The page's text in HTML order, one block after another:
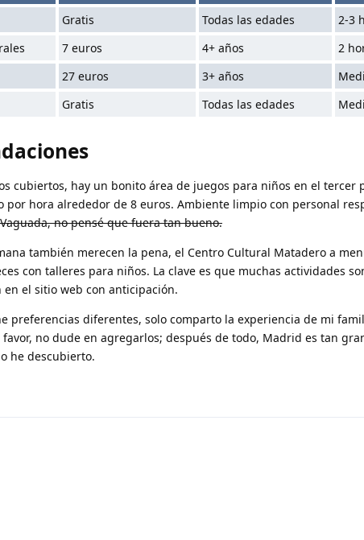
Gratis Todas las edades
2-3
7 euros 4+ años
2
27 euros 3+ años
Gratis Todas las edades
cubiertos, hay un bonito área de juegos para niños en el tercer
por hora alrededor de 8 euros. Ambiente limpio con personal
no pensé que fuera tan bueno.
también merecen la pena, el Centro Cultural Matadero a
con talleres para niños. La clave es que muchas actividades
el sitio web con anticipación.
preferencias diferentes, solo comparto la experiencia de mi
no dude en agregarlos; después de todo, Madrid es tan
he descubierto.